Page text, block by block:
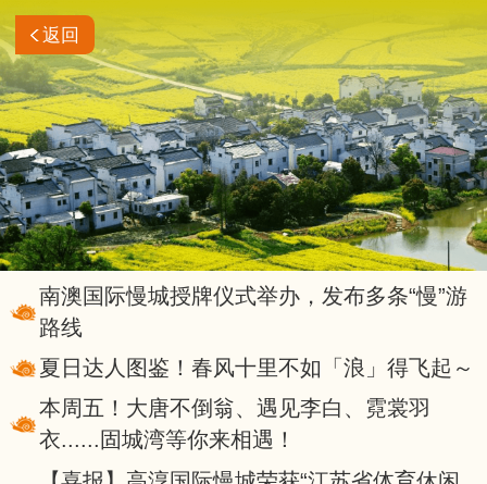
返回
南澳国际慢城授牌仪式举办，发布多条“慢”游
路线
夏日达人图鉴！春风十里不如「浪」得飞起～
本周五！大唐不倒翁、遇见李白、霓裳羽
衣......固城湾等你来相遇！